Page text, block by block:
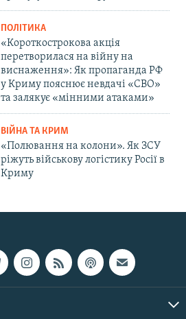
ПОЛІТИКА
«Короткострокова акція
перетворилася на війну на
виснаження»: Як пропаганда РФ
у Криму пояснює невдачі «СВО»
та залякує «мінними атаками»
ВІЙНА ТА КРИМ
«Полювання на колони». Як ЗСУ
ріжуть військову логістику Росії в
Криму